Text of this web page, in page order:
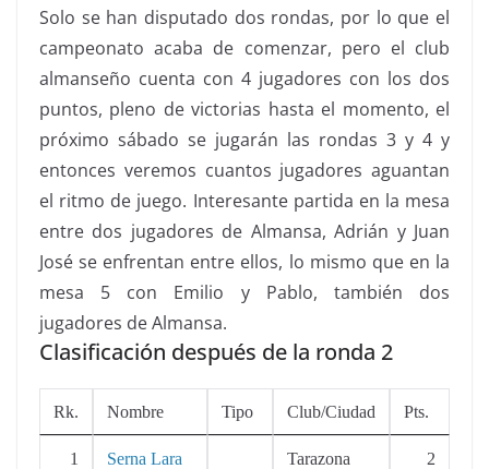
Solo se han disputado dos rondas, por lo que el
campeonato acaba de comenzar, pero el club
almanseño cuenta con 4 jugadores con los dos
puntos, pleno de victorias hasta el momento, el
próximo sábado se jugarán las rondas 3 y 4 y
entonces veremos cuantos jugadores aguantan
el ritmo de juego. Interesante partida en la mesa
entre dos jugadores de Almansa, Adrián y Juan
José se enfrentan entre ellos, lo mismo que en la
mesa 5 con Emilio y Pablo, también dos
jugadores de Almansa.
Clasificación después de la ronda 2
Rk. Nombre Tipo Club/Ciudad Pts.
1
Serna Lara
Tarazona 2